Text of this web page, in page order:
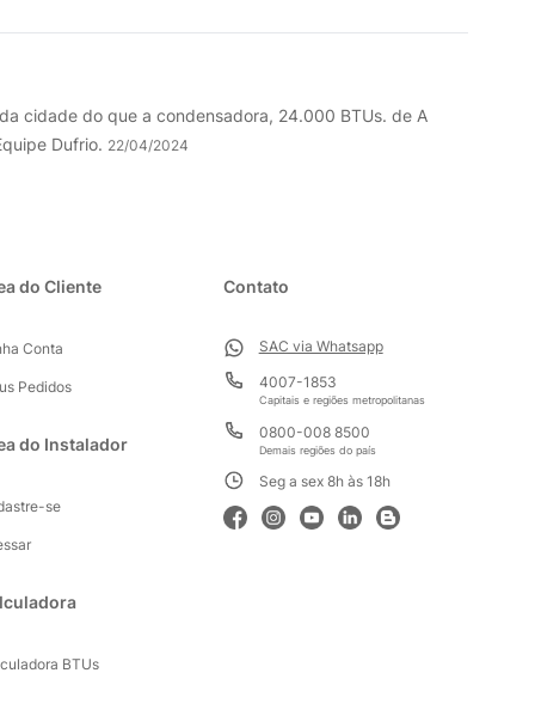
cidade do que a condensadora, 24.000 BTUs. de A
Dufrio. 22/04/2024
do Cliente
Conta
Pedidos
do Instalador
se
BTUs
Contato
SAC via Whatsapp
4007-1853
Capitais e regiões metropolitanas
0800-008 8500
Demais regiões do país
Seg a sex 8h às 18h